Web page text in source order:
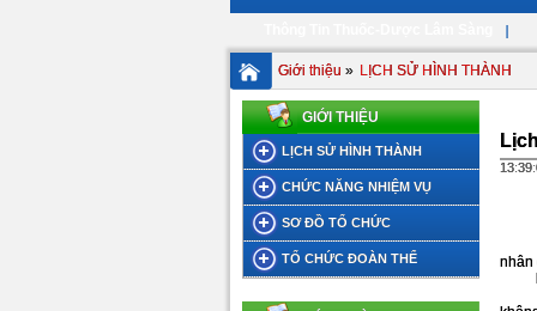
Giới thiệu » LỊCH SỬ HÌNH THÀNH
GIỚI THIỆU
LỊCH SỬ HÌNH THÀNH
CHỨC NĂNG NHIỆM VỤ
SƠ ĐỒ TỔ CHỨC
TỔ CHỨC ĐOÀN THỂ
nhân
Với